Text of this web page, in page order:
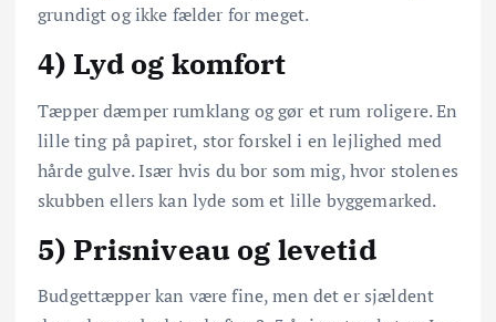
grundigt og ikke fælder for meget.
4) Lyd og komfort
Tæpper dæmper rumklang og gør et rum roligere. En
lille ting på papiret, stor forskel i en lejlighed med
hårde gulve. Især hvis du bor som mig, hvor stolenes
skubben ellers kan lyde som et lille byggemarked.
5) Prisniveau og levetid
Budgettæpper kan være fine, men det er sjældent